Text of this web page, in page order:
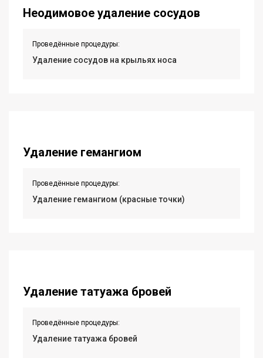
Неодимовое удаление сосудов
Проведённые процедуры:
Удаление сосудов на крыльях носа
Удаление гемангиом
Проведённые процедуры:
Удаление гемангиом (красные точки)
Удаление татуажа бровей
Проведённые процедуры:
Удаление татуажа бровей